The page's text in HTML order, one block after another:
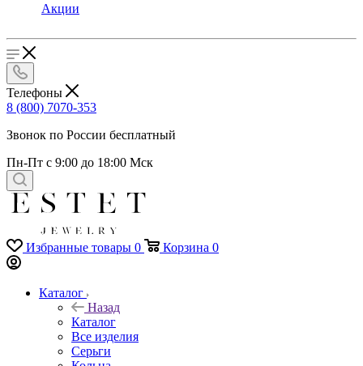
Акции
Телефоны
8 (800) 7070-353
Звонок по России бесплатный
Пн-Пт с 9:00 до 18:00 Мск
Избранные товары 0 Корзина 0
Каталог
Назад
Каталог
Все изделия
Серьги